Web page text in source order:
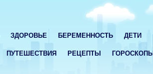
ЗДОРОВЬЕ БЕРЕМЕННОСТЬ ДЕТИ
ПУТЕШЕСТВИЯ РЕЦЕПТЫ ГОРОСКОПЫ